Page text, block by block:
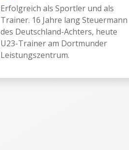
Erfolgreich als Sportler und als
Trainer. 16 Jahre lang Steuermann
des Deutschland-Achters, heute
U23-Trainer am Dortmunder
Leistungszentrum.